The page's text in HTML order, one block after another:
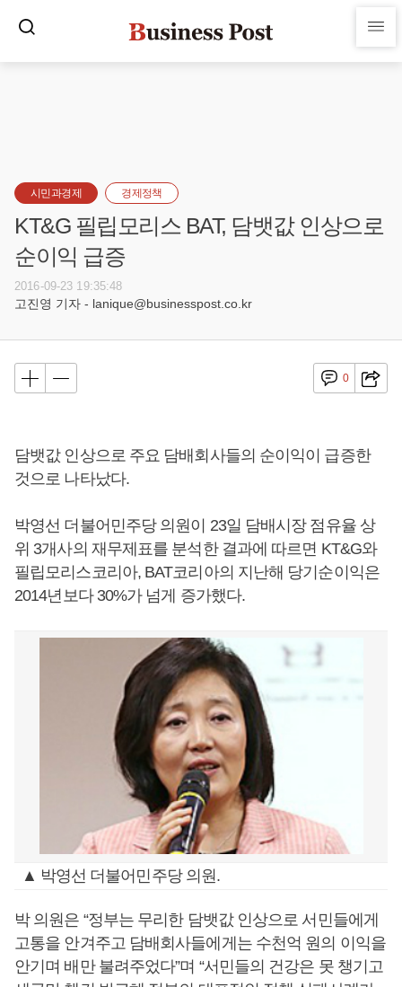
시민과경제 경제정책
KT&G 필립모리스 BAT, 담뱃값 인상으로
순이익 급증
2016-09-23 19:35:48
고진영 기자 - lanique@businesspost.co.kr
0
담뱃값 인상으로 주요 담배회사들의 순이익이 급증한
것으로 나타났다.
박영선 더불어민주당 의원이 23일 담배시장 점유율 상
위 3개사의 재무제표를 분석한 결과에 따르면 KT&G와
필립모리스코리아, BAT코리아의 지난해 당기순이익은
2014년보다 30%가 넘게 증가했다.
▲ 박영선 더불어민주당 의원.
박 의원은 “정부는 무리한 담뱃값 인상으로 서민들에게
고통을 안겨주고 담배회사들에게는 수천억 원의 이익을
안기며 배만 불려주었다”며 “서민들의 건강은 못 챙기고